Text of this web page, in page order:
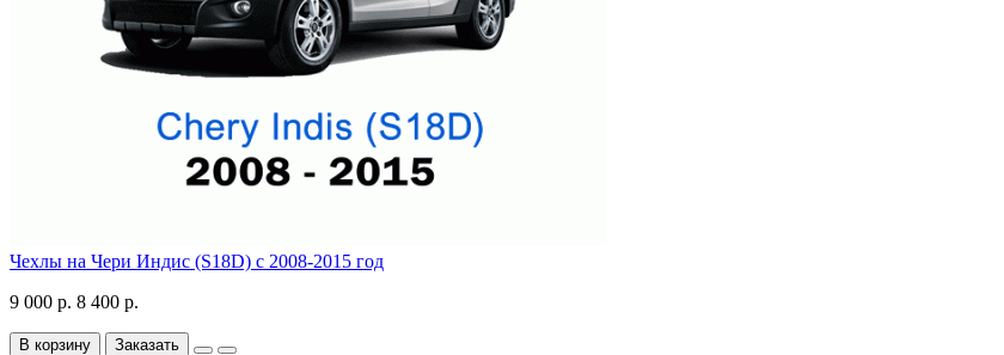
Чехлы на Чери Индис (S18D) с 2008-2015 год
9 000 р. 8 400 р.
В корзину Заказать